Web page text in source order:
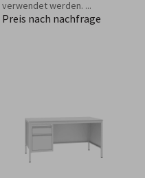
verwendet werden. ...
Preis nach nachfrage